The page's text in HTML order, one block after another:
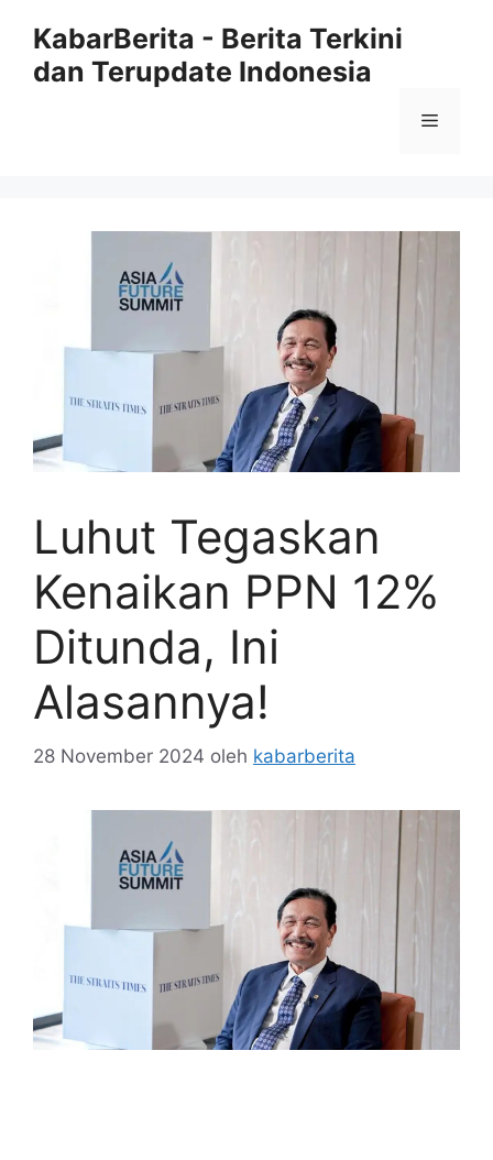
KabarBerita - Berita Terkini
dan Terupdate Indonesia
Menu
Luhut Tegaskan
Kenaikan PPN 12%
Ditunda, Ini
Alasannya!
28 November 2024 oleh kabarberita